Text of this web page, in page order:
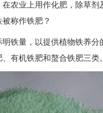
在农业上用作化肥，除草剂
称作铁肥？
铁量，以提供植物铁养分
有机铁肥和螯合铁肥三类。